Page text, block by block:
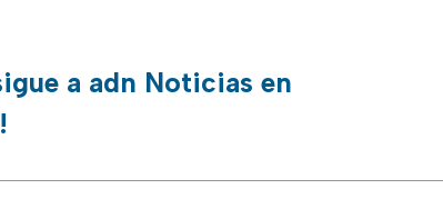
a adn Noticias en